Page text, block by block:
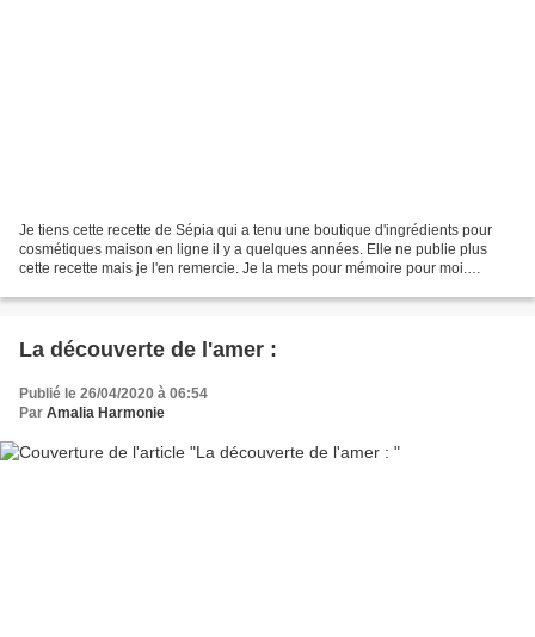
Je tiens cette recette de Sépia qui a tenu une boutique d'ingrédients pour
cosmétiques maison en ligne il y a quelques années. Elle ne publie plus
cette recette mais je l'en remercie. Je la mets pour mémoire pour moi.
La découverte de l'amer :
Publié le 26/04/2020 à 06:54
Par Amalia Harmonie